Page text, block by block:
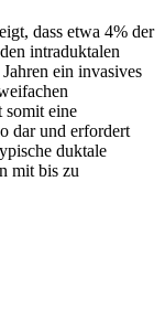
dass etwa 4% der
intraduktalen
ein invasives
eine
dar und erfordert
duktale
mit bis zu